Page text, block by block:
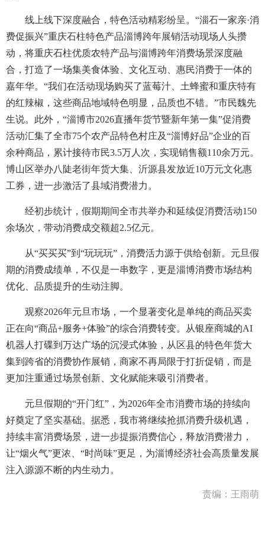
线上线下深度融合，特色活动精彩纷呈。“淄石一家亲·消
费促振兴”重庆石柱特色产品淄博跨年展销活动现场人头攒
动，将重庆石柱优质农特产品与淄博跨年消费场景深度融
合，打造了一场集美食体验、文化互动、惠民消费于一体的
嘉年华。“我们在活动现场购买了蓝莓汁、土蜂蜜和重庆特有
的红辣椒，这些商品地域特色明显，品质也不错。”市民魏先
生说。此外，“淄博市2026直播年货节暨新年第一集”促消费
活动汇集了全市75个农产品特色村庄及“淄博好品”企业的百
余种商品，累计接待市民3.5万人次，实现销售额110余万元。
博山区举办八陡老街年货大集、沂源县发放近10万元文化惠
工券，进一步激活了县域消费潜力。
经初步统计，假期期间全市共举办和延续促消费活动150
余场次，带动消费成交额超2.5亿元。
从“买买买”到“玩玩玩”，消费活力源于供给创新。元旦假
期的消费成绩单，不仅是一串数字，更是淄博消费市场结构
优化、品质提升的生动注脚。
观察2026年元旦市场，一个显著变化是单纯的商品买卖
正在向“商品+服务+体验”的综合消费转变。从银座商城的AI
机器人打碟到万达广场的沉浸式体验，从区县的特色年货大
集到跨省的消费协作展销，商家不再局限于打折促销，而是
更加注重通过场景创新、文化赋能来吸引消费者。
元旦假期的“开门红”，为2026年全市消费市场的持续向
好奠定了坚实基础。据悉，我市将继续抢抓消费升级机遇，
持续丰富消费场景，进一步提振消费信心，释放消费潜力，
让“烟火气”更浓、“时尚味”更足，为淄博经济社会高质量发展
注入源源不断的内生动力。
责编：王雨萌